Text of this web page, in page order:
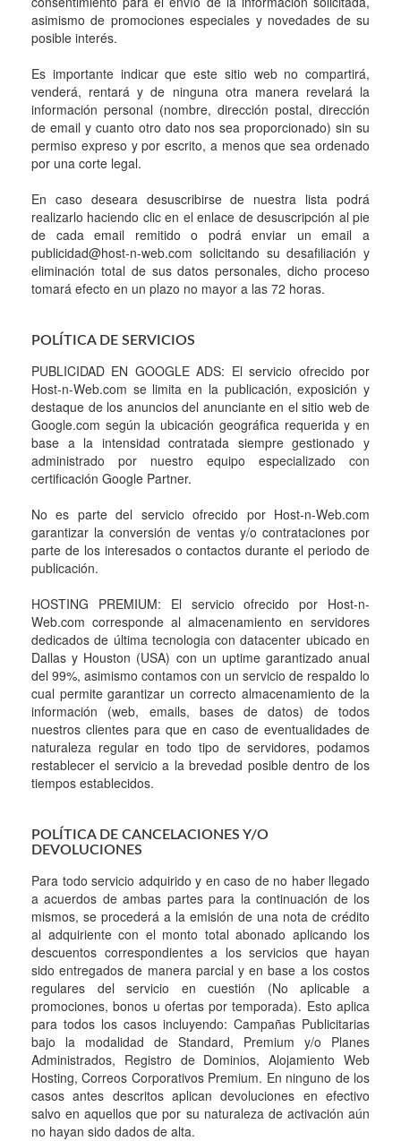
asimismo de promociones especiales y novedades de su
posible interés.
Es importante indicar que este sitio web no compartirá,
venderá, rentará y de ninguna otra manera revelará la
información personal (nombre, dirección postal, dirección
de email y cuanto otro dato nos sea proporcionado) sin su
permiso expreso y por escrito, a menos que sea ordenado
por una corte legal.
En caso deseara desuscribirse de nuestra lista podrá
realizarlo haciendo clic en el enlace de desuscripción al pie
de cada email remitido o podrá enviar un email a
publicidad@host-n-web.com solicitando su desafiliación y
eliminación total de sus datos personales, dicho proceso
tomará efecto en un plazo no mayor a las 72 horas.
POLÍTICA DE SERVICIOS
PUBLICIDAD EN GOOGLE ADS: El servicio ofrecido por
Host-n-Web.com se limita en la publicación, exposición y
destaque de los anuncios del anunciante en el sitio web de
Google.com según la ubicación geográfica requerida y en
base a la intensidad contratada siempre gestionado y
administrado por nuestro equipo especializado con
certificación Google Partner.
No es parte del servicio ofrecido por Host-n-Web.com
garantizar la conversión de ventas y/o contrataciones por
parte de los interesados o contactos durante el periodo de
publicación.
HOSTING PREMIUM: El servicio ofrecido por Host-n-
Web.com corresponde al almacenamiento en servidores
dedicados de última tecnologia con datacenter ubicado en
Dallas y Houston (USA) con un uptime garantizado anual
del 99%, asimismo contamos con un servicio de respaldo lo
cual permite garantizar un correcto almacenamiento de la
información (web, emails, bases de datos) de todos
nuestros clientes para que en caso de eventualidades de
naturaleza regular en todo tipo de servidores, podamos
restablecer el servicio a la brevedad posible dentro de los
tiempos establecidos.
POLÍTICA DE CANCELACIONES Y/O
DEVOLUCIONES
Para todo servicio adquirido y en caso de no haber llegado
a acuerdos de ambas partes para la continuación de los
mismos, se procederá a la emisión de una nota de crédito
al adquiriente con el monto total abonado aplicando los
descuentos correspondientes a los servicios que hayan
sido entregados de manera parcial y en base a los costos
regulares del servicio en cuestión (No aplicable a
promociones, bonos u ofertas por temporada). Esto aplica
para todos los casos incluyendo: Campañas Publicitarias
bajo la modalidad de Standard, Premium y/o Planes
Administrados, Registro de Dominios, Alojamiento Web
Hosting, Correos Corporativos Premium. En ninguno de los
casos antes descritos aplican devoluciones en efectivo
salvo en aquellos que por su naturaleza de activación aún
no hayan sido dados de alta.